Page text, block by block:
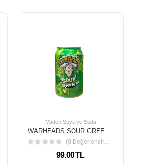
Maden Suyu ve Soda
WARHEADS SOUR GREEN APPLE SODA 330 ML
(0 Değerlendirme)
99.00 TL